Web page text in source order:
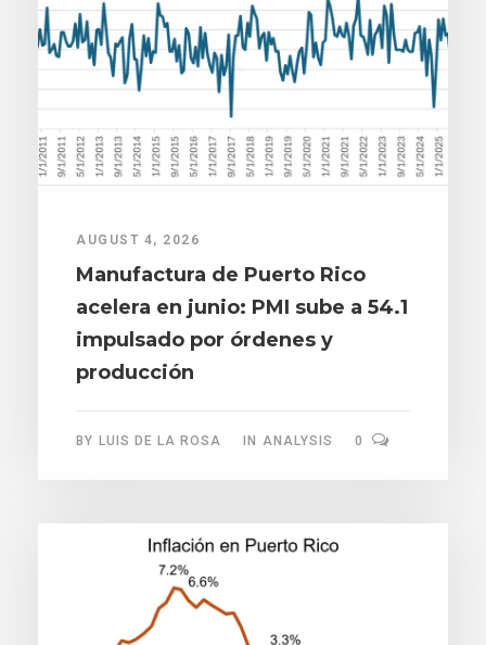
AUGUST 4, 2026
Manufactura de Puerto Rico
acelera en junio: PMI sube a 54.1
impulsado por órdenes y
producción
BY LUIS DE LA ROSA IN ANALYSIS 0